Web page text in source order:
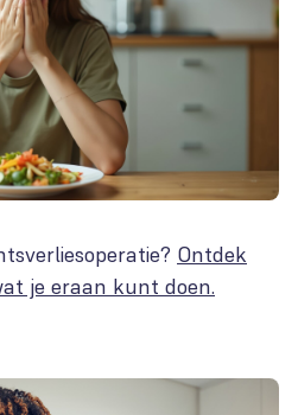
Ontdek
je eraan kunt doen.